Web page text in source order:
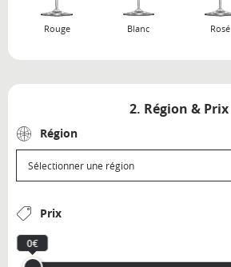
Rouge Blanc Rosé
2. Région & Prix
Région
Prix
0€